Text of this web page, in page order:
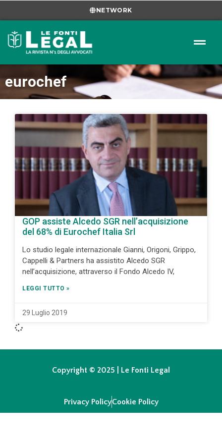
NETWORK
eurochef
GOP assiste Alcedo SGR nell’acquisizione
del 68% di Eurochef Italia Srl
Lo studio legale internazionale Gianni, Origoni, Grippo,
Cappelli & Partners ha assistito Alcedo SGR
nell’acquisizione, attraverso il Fondo Alcedo IV,
LEGGI TUTTO »
29 Luglio 2019
Copyright © 2025 | Le Fonti Legal
Privacy PolicyCookie Policy